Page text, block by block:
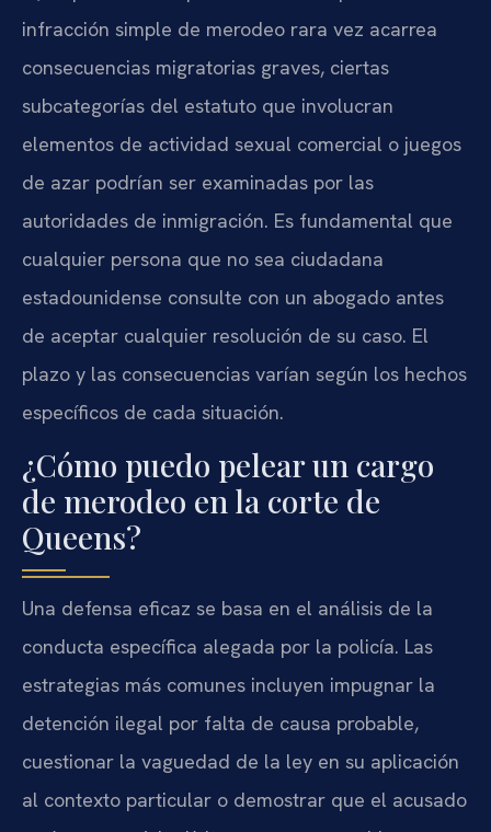
infracción simple de merodeo rara vez acarrea
consecuencias migratorias graves, ciertas
subcategorías del estatuto que involucran
elementos de actividad sexual comercial o juegos
de azar podrían ser examinadas por las
autoridades de inmigración. Es fundamental que
cualquier persona que no sea ciudadana
estadounidense consulte con un abogado antes
de aceptar cualquier resolución de su caso. El
plazo y las consecuencias varían según los hechos
específicos de cada situación.
¿Cómo puedo pelear un cargo
de merodeo en la corte de
Queens?
Una defensa eficaz se basa en el análisis de la
conducta específica alegada por la policía. Las
estrategias más comunes incluyen impugnar la
detención ilegal por falta de causa probable,
cuestionar la vaguedad de la ley en su aplicación
al contexto particular o demostrar que el acusado